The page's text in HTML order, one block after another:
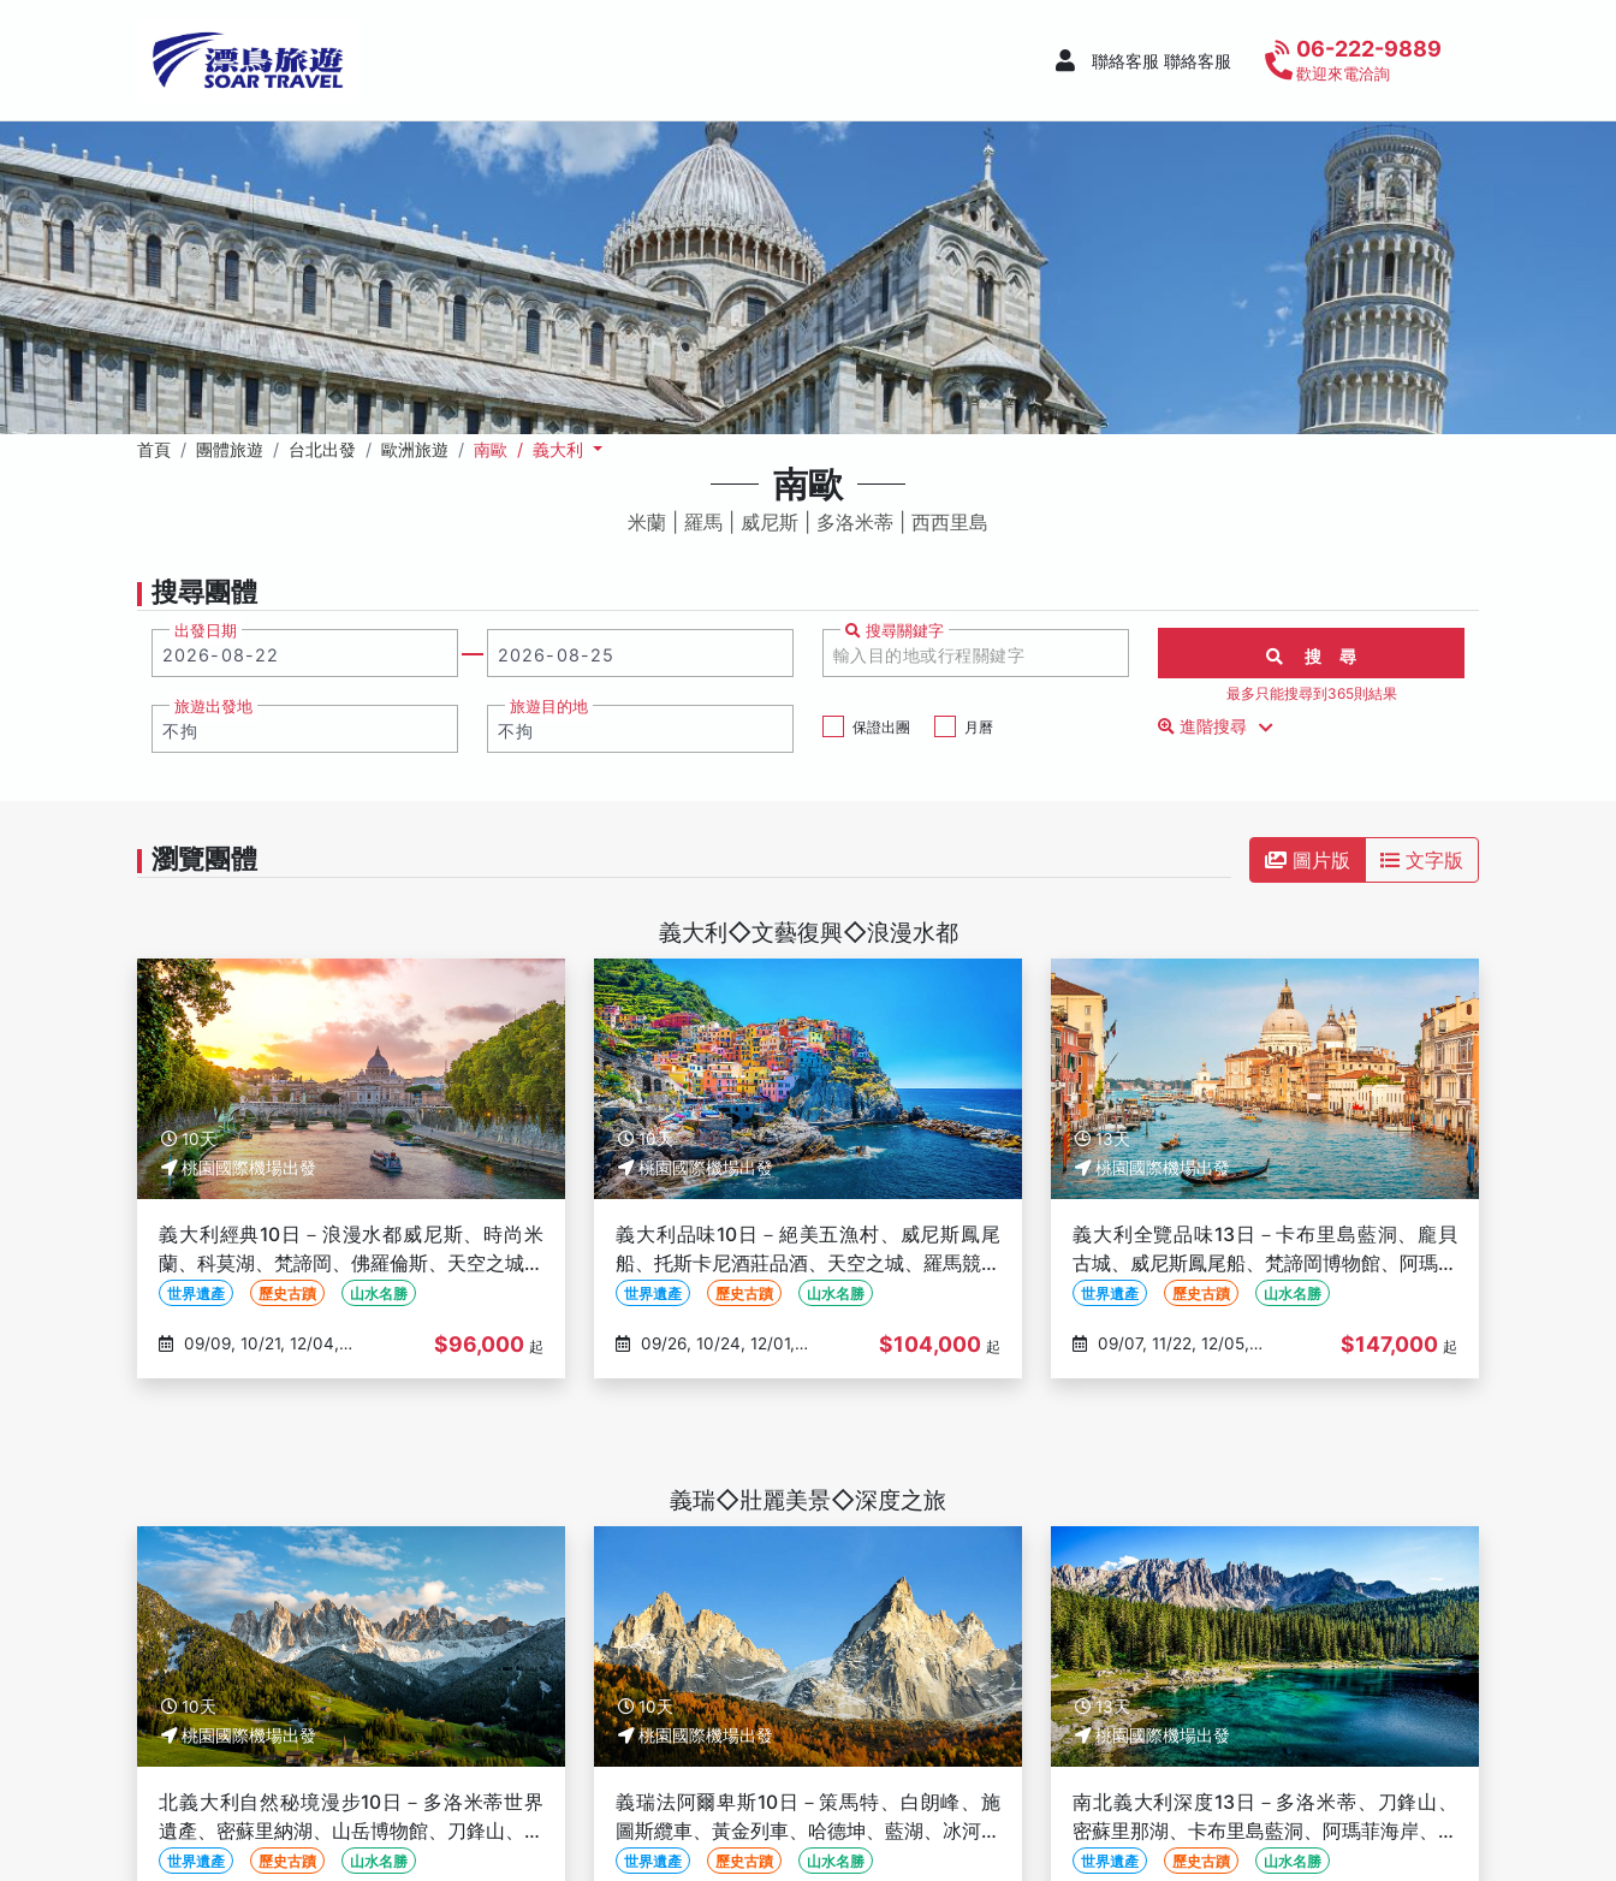
聯絡客服 聯絡客服 06-222-9889
歡迎來電洽詢
首頁 團體旅遊 台北出發 歐洲旅遊 南歐 / 義大利
南歐
米蘭 | 羅馬 | 威尼斯 | 多洛米蒂 | 西西里島
搜尋團體
出發日期 搜尋關鍵字
旅遊出發地
旅遊目的地
保證出團
月曆
搜 尋
最多只能搜尋到365則結果
進階搜尋
瀏覽團體 圖片版 文字版
義大利◇文藝復興◇浪漫水都
10天
桃園國際機場出發
義大利經典10日－浪漫水都威尼斯、時尚米
蘭、科莫湖、梵諦岡、佛羅倫斯、天空之城、
法拉利高鐵【長榮直飛】
世界遺產 歷史古蹟 山水名勝
$96,000 起
10天
桃園國際機場出發
義大利品味10日－絕美五漁村、威尼斯鳳尾
船、托斯卡尼酒莊品酒、天空之城、羅馬競技
場、米蘭大教堂、佛羅倫斯聖母百花大教堂
世界遺產 歷史古蹟 山水名勝
$104,000 起
13天
桃園國際機場出發
義大利全覽品味13日－卡布里島藍洞、龐貝
古城、威尼斯鳳尾船、梵諦岡博物館、阿瑪菲
海岸、酒莊品酒、法拉利高鐵
世界遺產 歷史古蹟 山水名勝
$147,000 起
義瑞◇壯麗美景◇深度之旅
10天
桃園國際機場出發
北義大利自然秘境漫步10日－多洛米蒂世界
遺產、密蘇里納湖、山岳博物館、刀鋒山、休
斯高原、卡雷沙湖、貝爾加莫古城、佛羅倫斯
世界遺產 歷史古蹟 山水名勝
10天
桃園國際機場出發
義瑞法阿爾卑斯10日－策馬特、白朗峰、施
圖斯纜車、黃金列車、哈德坤、藍湖、冰河段
國鐵、盧加諾湖遊船、米蘭教堂入內+登頂
世界遺產 歷史古蹟 山水名勝
13天
桃園國際機場出發
南北義大利深度13日－多洛米蒂、刀鋒山、
密蘇里那湖、卡布里島藍洞、阿瑪菲海岸、烏
菲茲美術館、酒莊品酒、加爾達湖遊船
世界遺產 歷史古蹟 山水名勝